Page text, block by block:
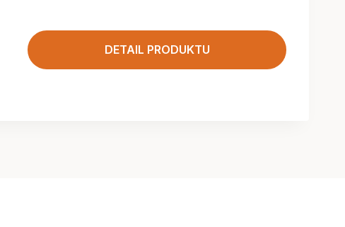
DETAIL PRODUKTU